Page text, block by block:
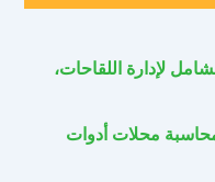
لإدارة اللقاحات،
محلات أدوات